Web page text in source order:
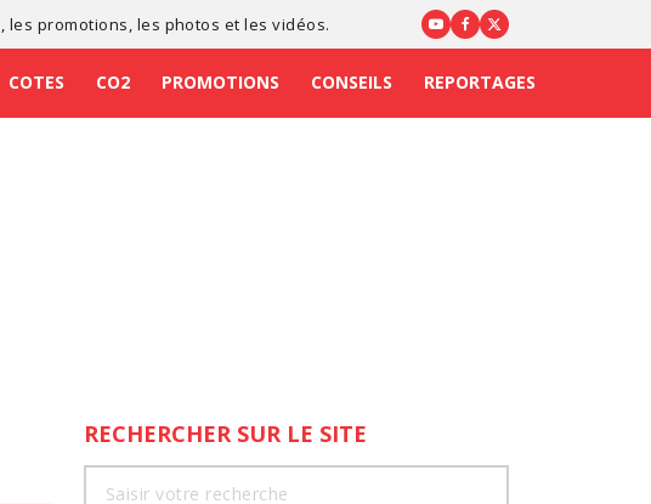
, les promotions , les photos et les vidéos.
COTES CO2 PROMOTIONS CONSEILS REPORTAGES
RECHERCHER SUR LE SITE